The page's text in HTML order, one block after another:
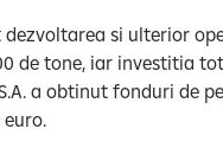
si ulterior
de tone, iar investitia
a obtinut fonduri de